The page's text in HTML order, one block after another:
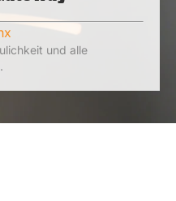
und alle